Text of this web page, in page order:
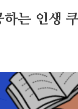
하는 인생